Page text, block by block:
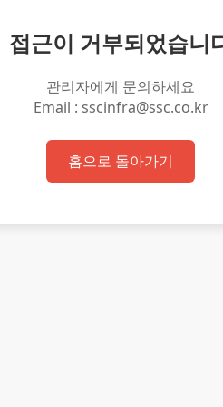
접근이 거부되었습니
관리자에게 문의하세요
Email : sscinfra@ssc.co.kr
홈으로 돌아가기